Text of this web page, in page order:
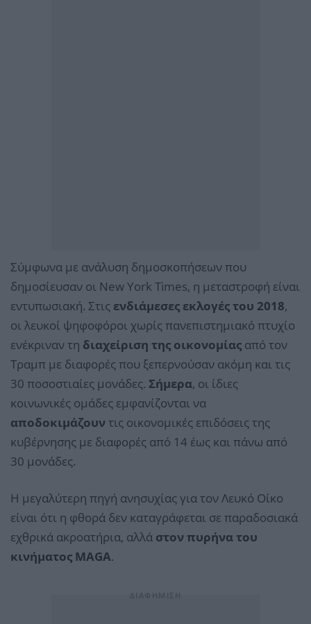
Σύμφωνα με ανάλυση δημοσκοπήσεων που
δημοσίευσαν οι New York Times, η μεταστροφή είναι
εντυπωσιακή. Στις ενδιάμεσες εκλογές του 2018,
οι λευκοί ψηφοφόροι χωρίς πανεπιστημιακό πτυχίο
ενέκριναν τη διαχείριση της οικονομίας από τον
Τραμπ με διαφορές που ξεπερνούσαν ακόμη και τις
30 ποσοστιαίες μονάδες. Σήμερα, οι ίδιες
κοινωνικές ομάδες εμφανίζονται να
αποδοκιμάζουν τις οικονομικές επιδόσεις της
κυβέρνησης με διαφορές από 14 έως και πάνω από
30 μονάδες.
Η μεγαλύτερη πηγή ανησυχίας για τον Λευκό Οίκο
είναι ότι η φθορά δεν καταγράφεται σε παραδοσιακά
εχθρικά ακροατήρια, αλλά στον πυρήνα του
κινήματος MAGA.